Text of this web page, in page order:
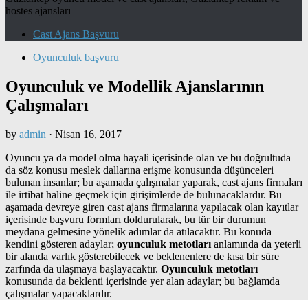
hostes ajansları
Cast Ajans Başvuru
Oyunculuk başvuru
Oyunculuk ve Modellik Ajanslarının
Çalışmaları
by admin · Nisan 16, 2017
Oyuncu ya da model olma hayali içerisinde olan ve bu doğrultuda
da söz konusu meslek dallarına erişme konusunda düşünceleri
bulunan insanlar; bu aşamada çalışmalar yaparak, cast ajans firmaları
ile irtibat haline geçmek için girişimlerde de bulunacaklardır. Bu
aşamada devreye giren cast ajans firmalarına yapılacak olan kayıtlar
içerisinde başvuru formları doldurularak, bu tür bir durumun
meydana gelmesine yönelik adımlar da atılacaktır. Bu konuda
kendini gösteren adaylar; oyunculuk metotları anlamında da yeterli
bir alanda varlık gösterebilecek ve beklenenlere de kısa bir süre
zarfında da ulaşmaya başlayacaktır. Oyunculuk metotları
konusunda da beklenti içerisinde yer alan adaylar; bu bağlamda
çalışmalar yapacaklardır.